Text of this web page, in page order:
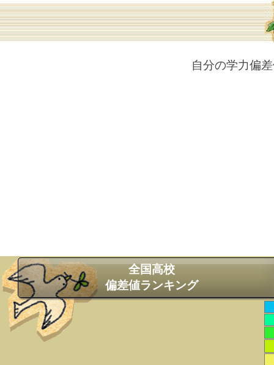
自分の学力偏
全国高校
偏差値ランキング